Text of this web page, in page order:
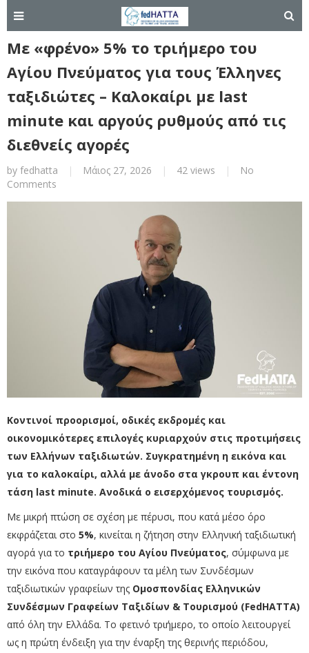
Με «φρένο» 5% το τριήμερο του
Αγίου Πνεύματος για τους Έλληνες
ταξιδιώτες – Καλοκαίρι με last
minute και αργούς ρυθμούς από τις
διεθνείς αγορές
by fedhatta | Μάιος 27, 2026 | 42 views |
No
Comments
Κοντινοί προορισμοί, οδικές εκδρομές και
οικονομικότερες επιλογές κυριαρχούν στις προτιμήσεις
των Ελλήνων ταξιδιωτών. Συγκρατημένη η εικόνα και
για το καλοκαίρι, αλλά με άνοδο στα γκρουπ και έντονη
τάση last minute. Ανοδικά ο εισερχόμενος τουρισμός.
Με μικρή πτώση σε σχέση με πέρυσι, που κατά μέσο όρο
εκφράζεται στο 5%, κινείται η ζήτηση στην Ελληνική ταξιδιωτική
αγορά για το τριήμερο του Αγίου Πνεύματος, σύμφωνα με
την εικόνα που καταγράφουν τα μέλη των Συνδέσμων
ταξιδιωτικών γραφείων της Ομοσπονδίας Ελληνικών
Συνδέσμων Γραφείων Ταξιδίων & Τουρισμού (FedHATTA)
από όλη την Ελλάδα. Το φετινό τριήμερο, το οποίο λειτουργεί
ως η πρώτη ένδειξη για την έναρξη της θερινής περιόδου,